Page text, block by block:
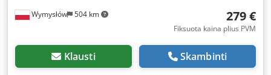
Wymysłów 504 km 279 €
Fiksuota kaina plius PVM
Klausti Skambinti